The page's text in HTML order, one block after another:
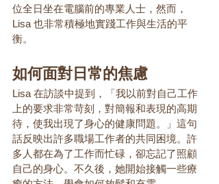
位全日坐在電腦前的專業人士，然而，
Lisa 也非常積極地實踐工作與生活的平
衡。
如何面對日常的焦慮
Lisa 在訪談中提到，「我以前對自己工作
上的要求非常苛刻，對簡報和表現的高期
待，使我出現了身心的健康問題。」這句
話反映出許多職場工作者的共同困境。許
多人都在為了工作而忙碌，卻忘記了照顧
自己的身心。不久後，她開始接觸一些療